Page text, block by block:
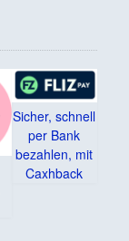
Sicher, schnell
per Bank
bezahlen, mit
Caxhback